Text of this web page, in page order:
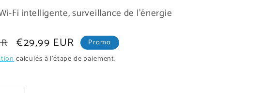
Fi intelligente, surveillance de l'énergie
Prix
soldé
€29,99 EUR
Promo
calculés à l'étape de paiement.